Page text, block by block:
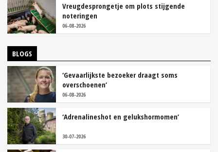
Vreugdesprongetje om plots stijgende
noteringen
06-08-2026
BLOGS
‘Gevaarlijkste bezoeker draagt soms
overschoenen’
06-08-2026
‘Adrenalineshot en gelukshormomen’
30-07-2026